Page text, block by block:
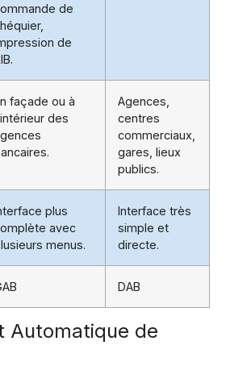
de
de
façade ou à
des
Agences,
centres
commerciaux,
gares, lieux
publics.
plus
avec
menus.
Interface très
simple et
directe.
DAB
Automatique de